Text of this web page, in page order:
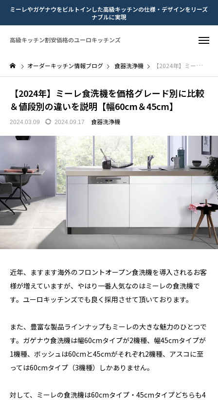
ミーレやガゲナウをビルトインした高級キッチンの仕様・デザインをリーズ
ナブルに実現
高級キッチン割安価格のユーロキッチンズ
オーダーキッチン情報ブログ 食器洗浄機 【2024年】ミーレ食洗機を価格グレード別に比較＆値段別の違いを説明【幅60cm＆45cm】
【2024年】ミーレ食洗機を価格グレード別に比較
＆値段別の違いを説明【幅60cm＆45cm】
2024.03.09 2024.09.17 食器洗浄機
近年、ますます海外のフロントオープン食洗機を導入されるお客
様が増えていますが、やはり一番人気なのはミーレの食洗機で
す。ユーロキッチンズでも良く採用させて頂いております。
また、豊富な製品ラインナップもミーレの大きな魅力のひとつで
す。ガゲナウ食洗機は幅60cmタイプが2機種、幅45cmタイプが
1機種、ボッシュは60cmと45cmがそれぞれ2機種、アスコに至
っては60cmタイプ（3機種）しかありません。
対して、ミーレの食洗機は60cmタイプ・45cmタイプどちらも4